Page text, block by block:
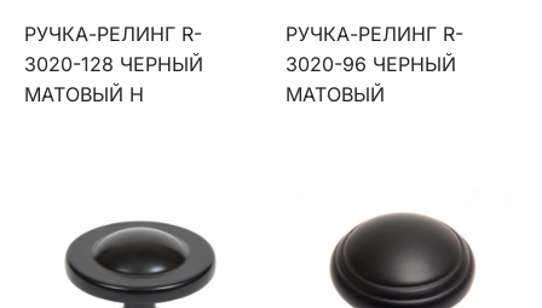
РУЧКА-РЕЛИНГ R-
3020-128 ЧЕРНЫЙ
МАТОВЫЙ Н
РУЧКА-РЕЛИНГ R-
3020-96 ЧЕРНЫЙ
МАТОВЫЙ